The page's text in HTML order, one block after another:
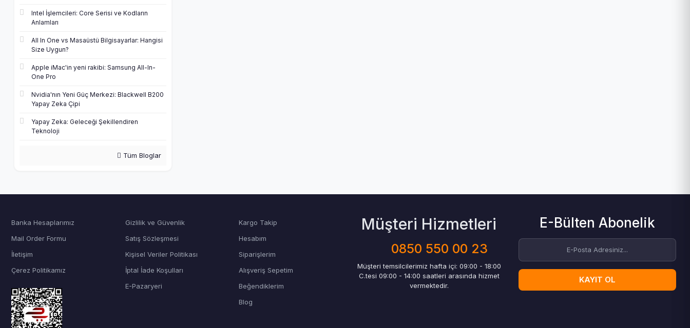
Intel İşlemcileri: Core Serisi ve Kodların
Anlamları
All In One vs Masaüstü Bilgisayarlar: Hangisi
Size Uygun?
Apple iMac'in yeni rakibi: Samsung All-In-
One Pro
Nvidia'nın Yeni Güç Merkezi: Blackwell B200
Yapay Zeka Çipi
Yapay Zeka: Geleceği Şekillendiren
Teknoloji
Tüm Bloglar
Banka Hesaplarımız
Mail Order Formu
İletişim
Çerez Politikamız
Gizlilik ve Güvenlik
Satış Sözleşmesi
Kişisel Veriler Politikası
İptal İade Koşulları
E-Pazaryeri
Kargo Takip
Hesabım
Siparişlerim
Alışveriş Sepetim
Beğendiklerim
Blog
Müşteri Hizmetleri
0850 550 00 23
Müşteri temsilcilerimiz hafta içi: 09:00 - 18:00
C.tesi 09:00 - 14:00 saatleri arasında hizmet
vermektedir.
E-Bülten Abonelik
KAYIT OL